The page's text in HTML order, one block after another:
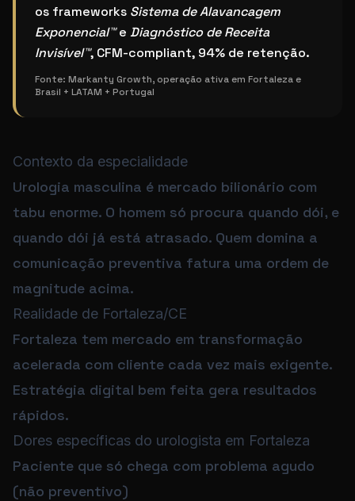
os frameworks Sistema de Alavancagem
Exponencial™e Diagnóstico de Receita
Invisível™, CFM-compliant, 94% de retenção.
Fonte: Markanty Growth, operação ativa em Fortaleza e
Brasil + LATAM + Portugal
Contexto da especialidade
Urologia masculina é mercado bilionário com
tabu enorme. O homem só procura quando dói, e
quando dói já está atrasado. Quem domina a
comunicação preventiva fatura uma ordem de
magnitude acima.
Realidade de Fortaleza/CE
Fortaleza tem mercado em transformação
acelerada com cliente cada vez mais exigente.
Estratégia digital bem feita gera resultados
rápidos.
Dores específicas do urologista em Fortaleza
Paciente que só chega com problema agudo
(não preventivo)